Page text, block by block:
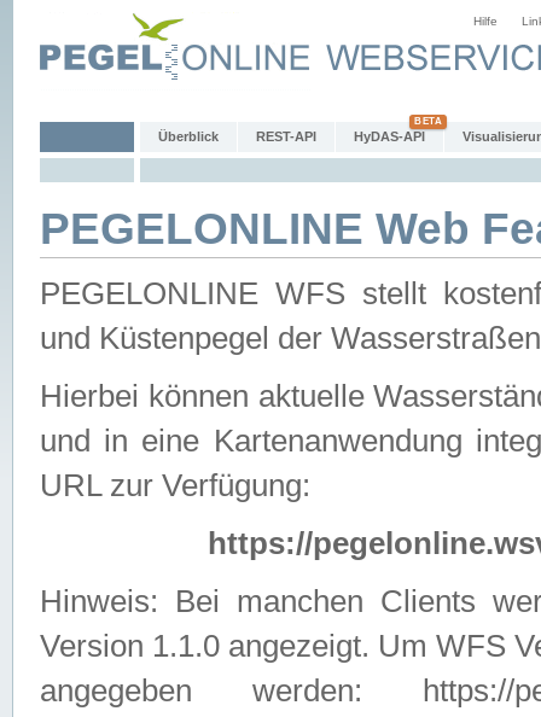
Hilfe
Überblick REST-API HyDAS-API
PEGELONLINE Web
PEGELONLINE WFS stellt
und Küstenpegel der
Hierbei können aktuelle
und in eine Kartenanwendung
URL zur Verfügung:
https://
Hinweis: Bei manchen Clients
Version 1.1.0 angezeigt. Um WFS
angegeben werden: https://